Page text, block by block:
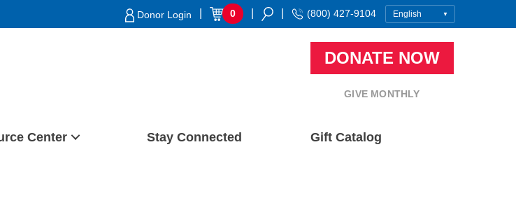
Donor Login 0 (800) 427-9104
DONATE NOW
GIVE MONTHLY
Center Stay Connected Gift Catalog